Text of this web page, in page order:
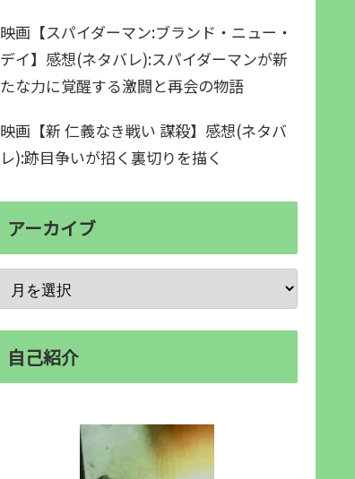
映画【スパイダーマン:ブランド・ニュー・
デイ】感想(ネタバレ):スパイダーマンが新
たな力に覚醒する激闘と再会の物語
映画【新 仁義なき戦い 謀殺】感想(ネタバ
レ):跡目争いが招く裏切りを描く
アーカイブ
自己紹介